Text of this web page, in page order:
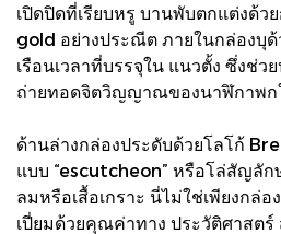
เปิดปิดที่เรียบหรู บานพับตกแต่งด้
gold อย่างประณีต ภายในกล่องบุด้
เรือนเวลาที่บรรจุใน แนวตั้ง ซึ่งช่ว
ถ่ายทอดจิตวิญญาณของนาฬิกาพก
ด้านล่างกล่องประดับด้วยโลโก้
แบบ “escutcheon” หรือโล่สัญลั
ลมหรือเสื้อเกราะ นี่ไม่ใช่เพียงกล่
เปี่ยมด้วยคุณค่าทาง ประวัติศาสต